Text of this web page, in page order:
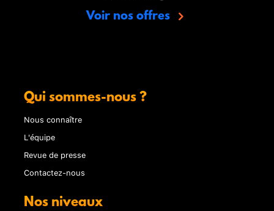
Voir nos offres
Qui sommes-nous ?
Nous connaître
L'équipe
Revue de presse
Contactez-nous
Nos niveaux